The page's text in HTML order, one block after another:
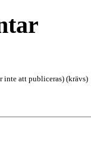
inte att publiceras) (krävs)